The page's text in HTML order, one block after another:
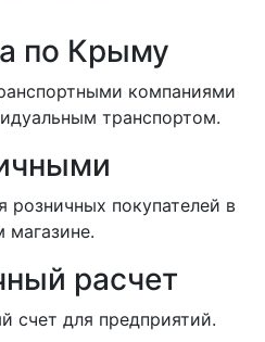
по Крыму
компаниями
транспортом.
розничных покупателей в
магазине.
расчет
счет для предприятий.